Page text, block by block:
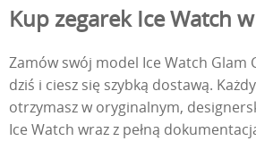
Kup zegarek Ice Watch
Zamów swój model Ice Watch Glam
dziś i ciesz się szybką dostawą.
otrzymasz w oryginalnym,
Ice Watch wraz z pełną